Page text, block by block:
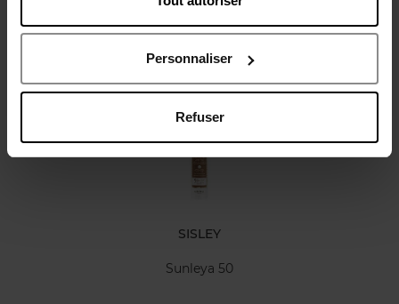
Personnaliser
Refuser
Beleid inzake klantbeoordelingen
Nog iets vergeten ?
SISLEY
Sunleya 50